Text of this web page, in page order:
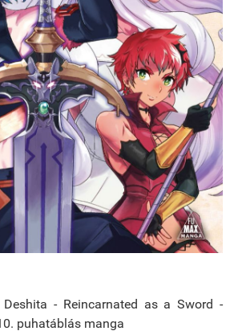
- Reincarnated as a Sword -
puhatáblás manga